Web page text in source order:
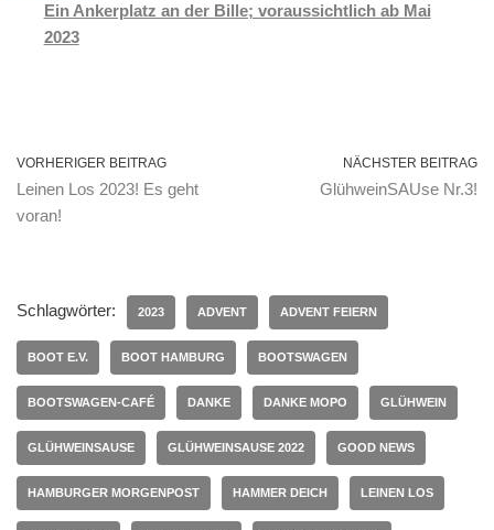
Ein Ankerplatz an der Bille; voraussichtlich ab Mai
2023
VORHERIGER BEITRAG
Leinen Los 2023! Es geht
voran!
NÄCHSTER BEITRAG
GlühweinSAUse Nr.3!
Schlagwörter: 2023 ADVENT ADVENT FEIERN
BOOT E.V. BOOT HAMBURG BOOTSWAGEN
BOOTSWAGEN-CAFÉ DANKE DANKE MOPO GLÜHWEIN
GLÜHWEINSAUSE GLÜHWEINSAUSE 2022 GOOD NEWS
HAMBURGER MORGENPOST HAMMER DEICH LEINEN LOS